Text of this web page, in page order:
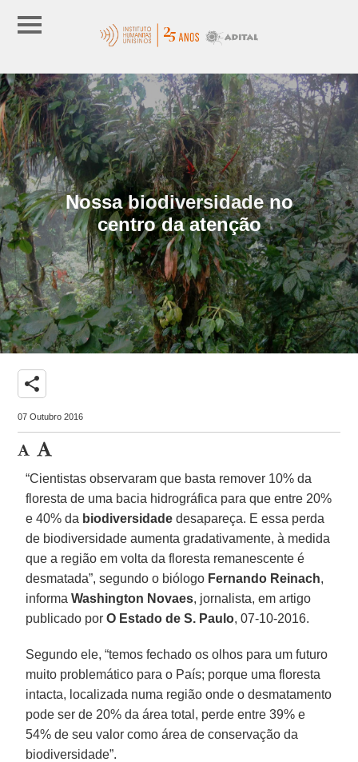
Nossa biodiversidade no
centro da atenção
share
07 Outubro 2016
“Cientistas observaram que basta remover 10% da
floresta de uma bacia hidrográfica para que entre 20%
e 40% da biodiversidade desapareça. E essa perda
de biodiversidade aumenta gradativamente, à medida
que a região em volta da floresta remanescente é
desmatada”, segundo o biólogo Fernando Reinach,
informaWashington Novaes, jornalista, em artigo
publicado porO Estado de S. Paulo, 07-10-2016.
Segundo ele, “temos fechado os olhos para um futuro
muito problemático para o País; porque uma floresta
intacta, localizada numa região onde o desmatamento
pode ser de 20% da área total, perde entre 39% e
54% de seu valor como área de conservação da
biodiversidade”.